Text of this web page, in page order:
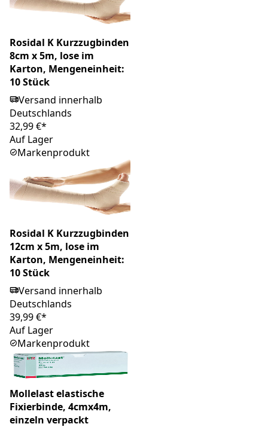
Rosidal K Kurzzugbinden
8cm x 5m, lose im
Karton, Mengeneinheit:
10 Stück
Versand innerhalb
Deutschlands
32,99 €*
Auf Lager
Markenprodukt
Rosidal K Kurzzugbinden
12cm x 5m, lose im
Karton, Mengeneinheit:
10 Stück
Versand innerhalb
Deutschlands
39,99 €*
Auf Lager
Markenprodukt
Mollelast elastische
Fixierbinde, 4cmx4m,
einzeln verpackt